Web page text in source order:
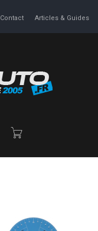
Contact Articles & Guides